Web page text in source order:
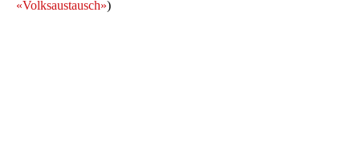
«Volksaustausch»)